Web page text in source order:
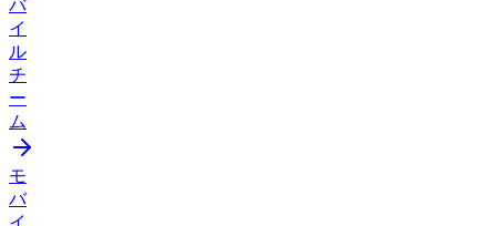
バ
イ
ル
チ
ー
ム
モ
バ
イ